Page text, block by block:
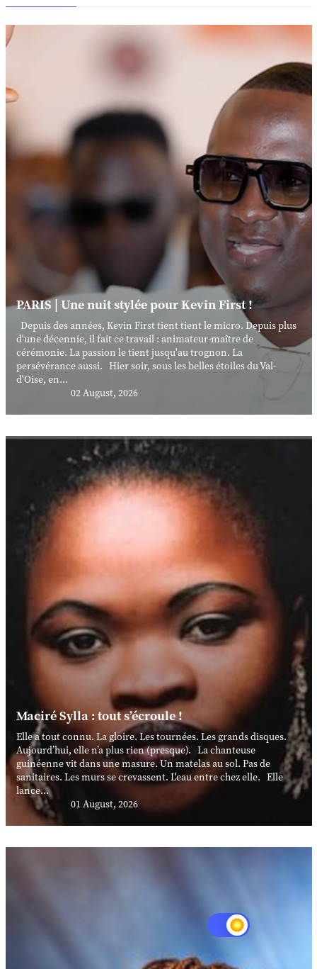
PARIS | Une nuit stylée pour Kevin First !
Depuis des années, Kevin First tient tient le micro. Depuis plus
d'une décennie, il fait ce travail : animateur-maître de
cérémonie. La passion le tient jusqu'au trognon. La
persévérance aussi. Hier soir, sous les belles étoiles du Val-
d'Oise, en...
02 August, 2026
Maciré Sylla : tout s’écroule !
Elle a tout connu. La gloire. Les tournées. Les grands disques.
Aujourd’hui, elle n’a plus rien (presque). La chanteuse
guinéenne vit dans une masure. Un matelas au sol. Pas de
sanitaires. Les murs se crevassent. L'eau entre chez elle. Elle
lance...
01 August, 2026